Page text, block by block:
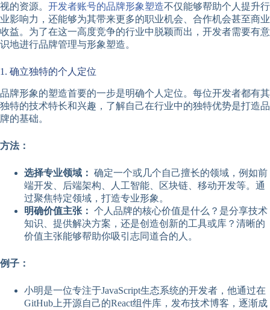
视的资源。 开发者账号的品牌形象塑造不仅能够帮助个人提升行
业影响力，还能够为其带来更多的职业机会、合作机会甚至商业
收益。为了在这一高度竞争的行业中脱颖而出，开发者需要有意
识地进行品牌管理与形象塑造。
1. 确立独特的个人定位
品牌形象的塑造首要的一步是明确个人定位。每位开发者都有其
独特的技术特长和兴趣，了解自己在行业中的独特优势是打造品
牌的基础。
方法：
选择专业领域： 确定一个或几个自己擅长的领域，例如前
端开发、后端架构、人工智能、区块链、移动开发等。通
过聚焦特定领域，打造专业形象。
明确价值主张： 个人品牌的核心价值是什么？是分享技术
知识、提供解决方案，还是创造创新的工具或库？清晰的
价值主张能够帮助你吸引志同道合的人。
例子：
小明是一位专注于JavaScript生态系统的开发者，他通过在
GitHub上开源自己的React组件库，发布技术博客，逐渐成